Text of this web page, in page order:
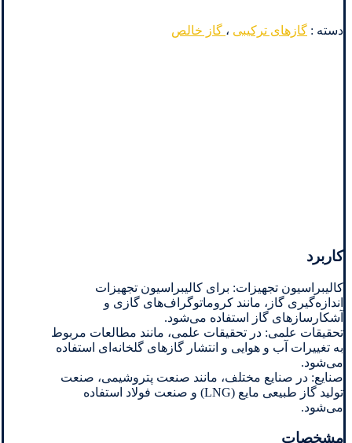
دسته : گازهای ترکیبی ، گاز خالص
کاربرد
کالیبراسیون تجهیزات: برای کالیبراسیون تجهیزات
اندازه‌گیری گاز، مانند کروماتوگراف‌های گازی و
آشکارسازهای گاز استفاده می‌شود.
تحقیقات علمی: در تحقیقات علمی، مانند مطالعات مربوط
به تغییرات آب و هوایی و انتشار گازهای گلخانه‌ای استفاده
می‌شود.
صنایع: در صنایع مختلف، مانند صنعت پتروشیمی، صنعت
تولید گاز طبیعی مایع (LNG) و صنعت فولاد استفاده
می‌شود.
مشخصات